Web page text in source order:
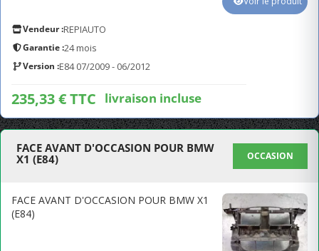
Vendeur :REPIAUTO
Garantie :24 mois
Version :E84 07/2009 - 06/2012
235,33 € TTC livraison incluse
FACE AVANT D'OCCASION POUR BMW
X1 (E84)
OCCASION
FACE AVANT D'OCCASION POUR BMW X1
(E84)